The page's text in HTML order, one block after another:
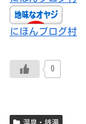
にほんブログ村
0
温泉・銭湯